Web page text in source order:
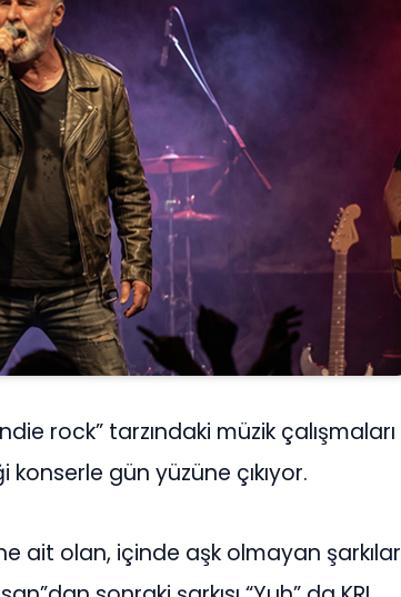
rock” tarzındaki müzik çalışmaları
gün yüzüne çıkıyor.
ait olan, içinde aşk olmayan şarkılar